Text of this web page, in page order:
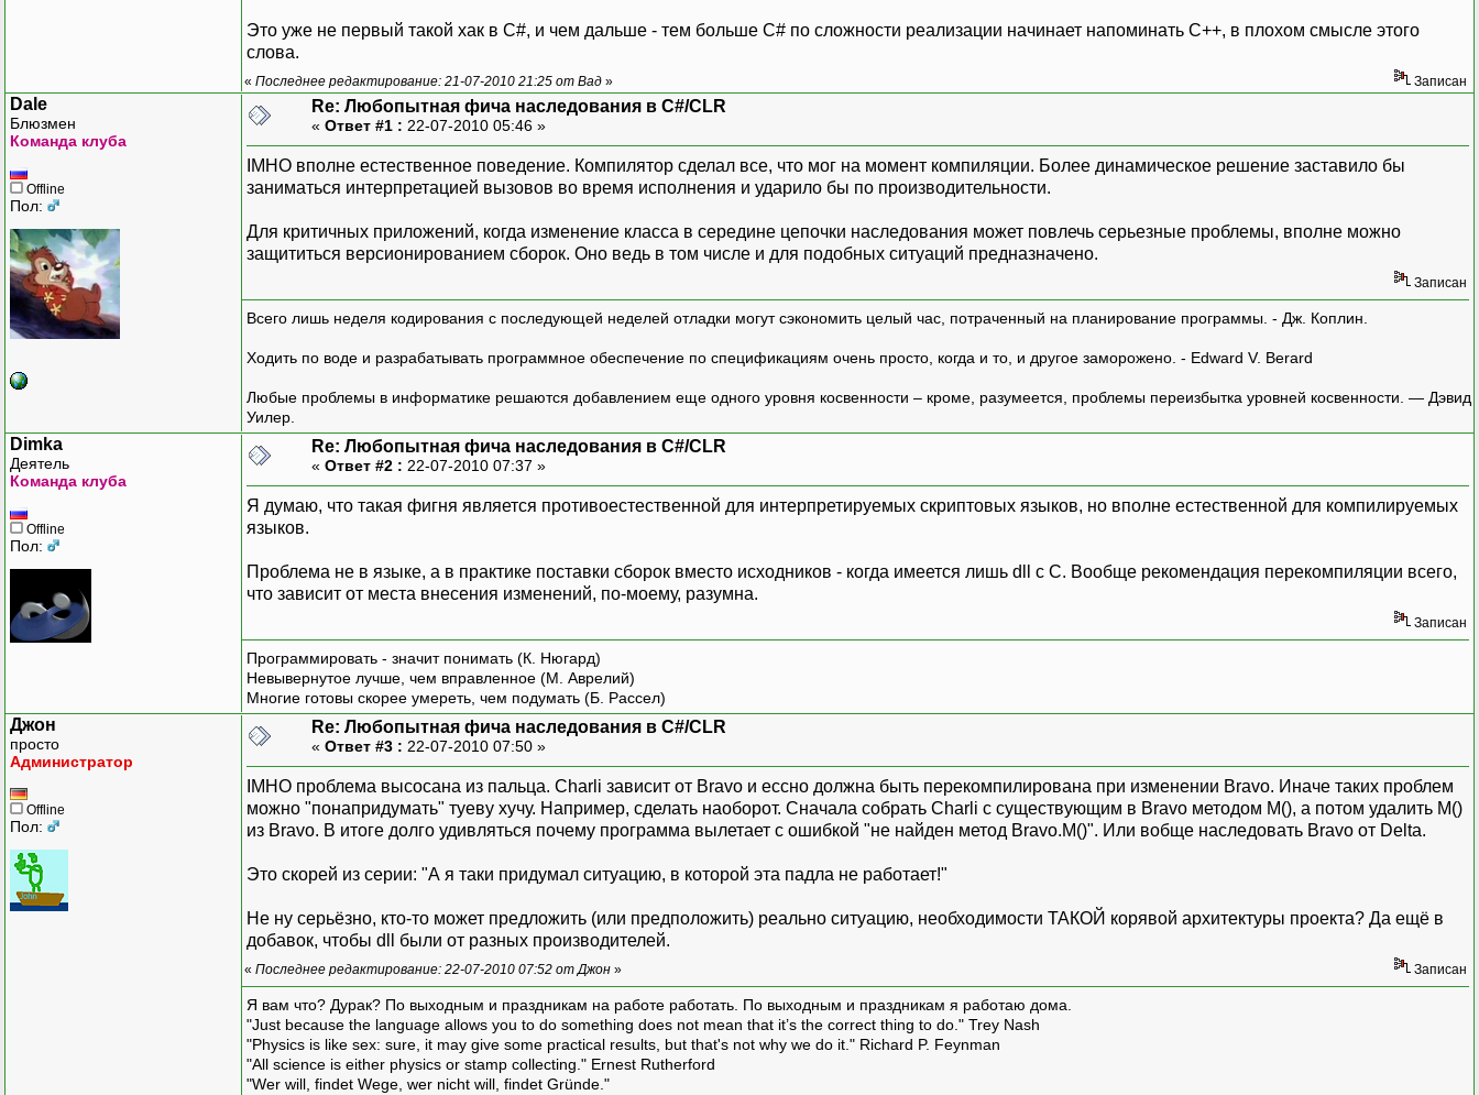
Это уже не первый такой хак в C#, и чем дальше - тем больше C# по сложности реализации начинает напоминать C++, в плохом смысле этого
слова.
« Последнее редактирование: 21-07-2010 21:25 от Вад » Записан
Dale
Блюзмен
Команда клуба
Offline
Пол:
Re: Любопытная фича наследования в C#/CLR
« Ответ #1 : 22-07-2010 05:46 »
IMHO вполне естественное поведение. Компилятор сделал все, что мог на момент компиляции. Более динамическое решение заставило бы
заниматься интерпретацией вызовов во время исполнения и ударило бы по производительности.
Для критичных приложений, когда изменение класса в середине цепочки наследования может повлечь серьезные проблемы, вполне можно
защититься версионированием сборок. Оно ведь в том числе и для подобных ситуаций предназначено.
Записан
Всего лишь неделя кодирования с последующей неделей отладки могут сэкономить целый час, потраченный на планирование программы. - Дж. Коплин.
Ходить по воде и разрабатывать программное обеспечение по спецификациям очень просто, когда и то, и другое заморожено. - Edward V. Berard
Любые проблемы в информатике решаются добавлением еще одного уровня косвенности – кроме, разумеется, проблемы переизбытка уровней косвенности. — Дэвид
Уилер.
Dimka
Деятель
Команда клуба
Offline
Пол:
Re: Любопытная фича наследования в C#/CLR
« Ответ #2 : 22-07-2010 07:37 »
Я думаю, что такая фигня является противоестественной для интерпретируемых скриптовых языков, но вполне естественной для компилируемых
языков.
Проблема не в языке, а в практике поставки сборок вместо исходников - когда имеется лишь dll с C. Вообще рекомендация перекомпиляции всего,
что зависит от места внесения изменений, по-моему, разумна.
Записан
Программировать - значит понимать (К. Нюгард)
Невывернутое лучше, чем вправленное (М. Аврелий)
Многие готовы скорее умереть, чем подумать (Б. Рассел)
Джон
просто
Администратор
Offline
Пол:
Re: Любопытная фича наследования в C#/CLR
« Ответ #3 : 22-07-2010 07:50 »
IMHO проблема высосана из пальца. Charli зависит от Bravo и ессно должна быть перекомпилирована при изменении Bravo. Иначе таких проблем
можно "понапридумать" туеву хучу. Например, сделать наоборот. Сначала собрать Charli с существующим в Bravo методом М(), а потом удалить М()
из Bravo. В итоге долго удивляться почему программа вылетает с ошибкой "не найден метод Bravo.M()". Или вобще наследовать Bravo от Delta.
Это скорей из серии: "А я таки придумал ситуацию, в которой эта падла не работает!"
Не ну серьёзно, кто-то может предложить (или предположить) реально ситуацию, необходимости ТАКОЙ корявой архитектуры проекта? Да ещё в
добавок, чтобы dll были от разных производителей.
« Последнее редактирование: 22-07-2010 07:52 от Джон » Записан
Я вам что? Дурак? По выходным и праздникам на работе работать. По выходным и праздникам я работаю дома.
"Just because the language allows you to do something does not mean that it’s the correct thing to do." Trey Nash
"Physics is like sex: sure, it may give some practical results, but that's not why we do it." Richard P. Feynman
"All science is either physics or stamp collecting." Ernest Rutherford
"Wer will, findet Wege, wer nicht will, findet Gründe."